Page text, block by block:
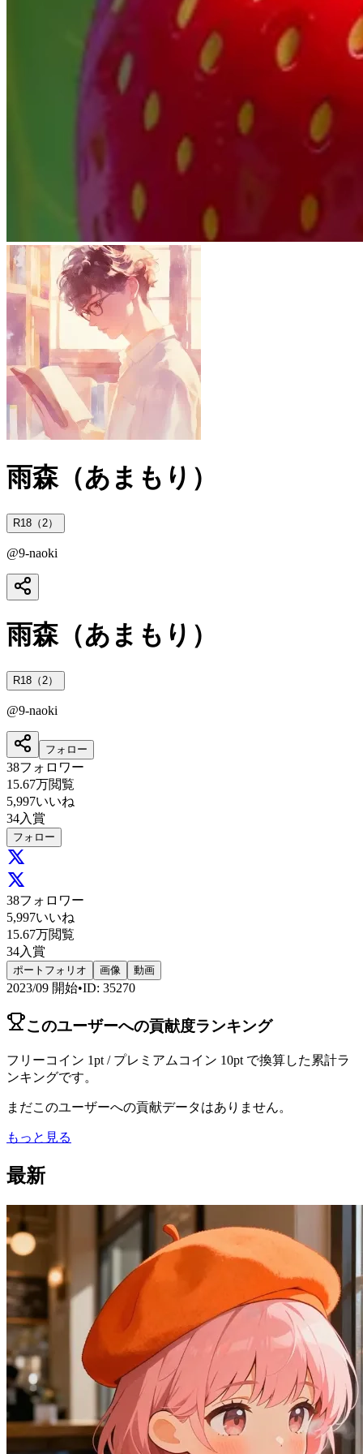
雨森（あまもり）
R18（2）
@9-naoki
雨森（あまもり）
R18（2）
@9-naoki
フォロー
38フォロワー
15.67万閲覧
5,997いいね
34入賞
フォロー
38フォロワー
5,997いいね
15.67万閲覧
34入賞
ポートフォリオ 画像 動画
2023/09 開始•ID: 35270
このユーザーへの貢献度ランキング
フリーコイン 1pt / プレミアムコイン 10pt で換算した累計ラ
ンキングです。
まだこのユーザーへの貢献データはありません。
もっと見る
最新